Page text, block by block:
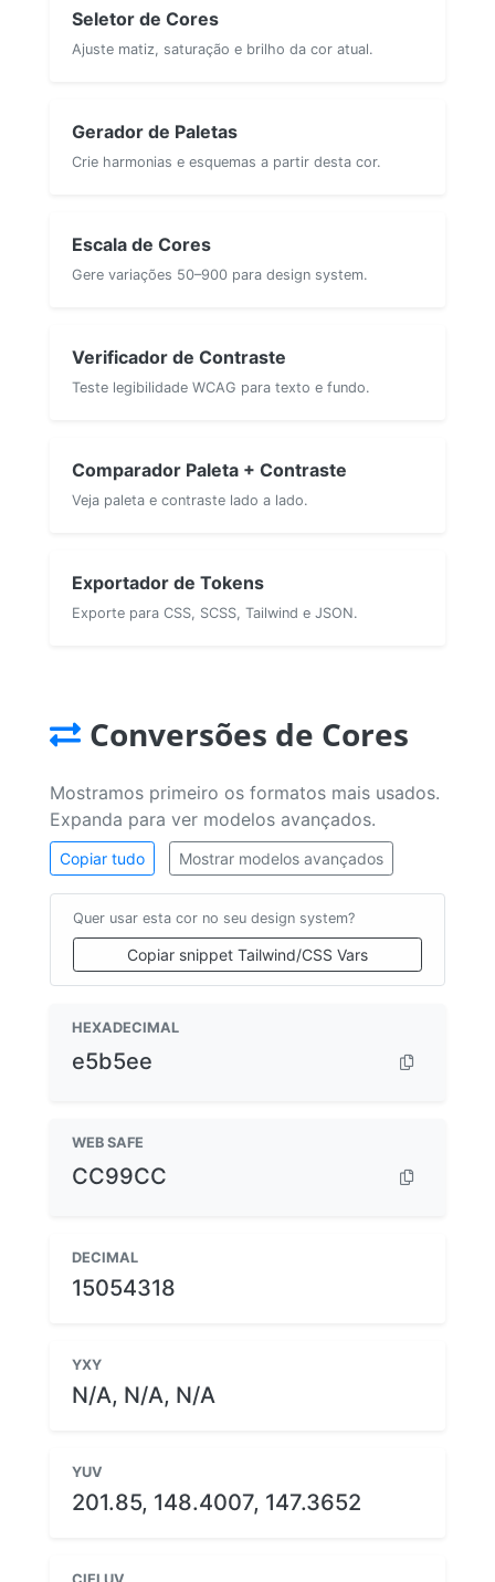
Seletor de Cores
Ajuste matiz, saturação e brilho da cor atual.
Gerador de Paletas
Crie harmonias e esquemas a partir desta cor.
Escala de Cores
Gere variações 50–900 para design system.
Verificador de Contraste
Teste legibilidade WCAG para texto e fundo.
Comparador Paleta + Contraste
Veja paleta e contraste lado a lado.
Exportador de Tokens
Exporte para CSS, SCSS, Tailwind e JSON.
Conversões de Cores
Mostramos primeiro os formatos mais usados.
Expanda para ver modelos avançados.
Copiar tudo Mostrar modelos avançados
Quer usar esta cor no seu design system?
Copiar snippet Tailwind/CSS Vars
HEXADECIMAL
e5b5ee
WEB SAFE
CC99CC
DECIMAL
15054318
YXY
N/A, N/A, N/A
YUV
201.85, 148.4007, 147.3652
CIELUV